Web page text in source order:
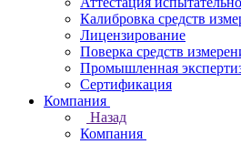
Калибровка средств
Лицензирование
Поверка средств
Промышленная
Сертификация
Компания
Назад
Компания